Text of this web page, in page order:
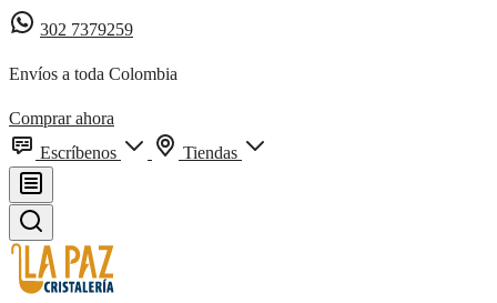
302 7379259
Envíos a toda Colombia
Comprar ahora
Escríbenos
Tiendas